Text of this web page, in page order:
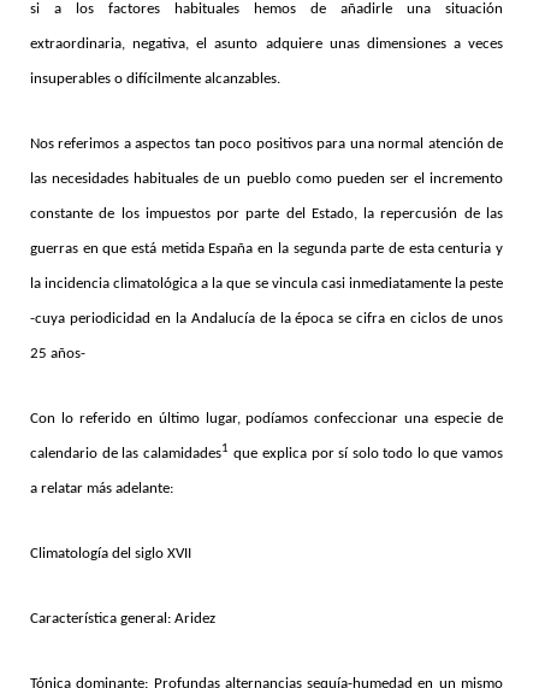
si a los factores habituales hemos de añadirle una situación
extraordinaria, negativa, el asunto adquiere unas dimensiones a veces
insuperables o difícilmente alcanzables.
Nos referimos a aspectos tan poco positivos para una normal atención de
las necesidades habituales de un pueblo como pueden ser el incremento
constante de los impuestos por parte del Estado, la repercusión de las
guerras en que está metida España en la segunda parte de esta centuria y
la incidencia climatológica a la que se vincula casi inmediatamente la peste
-cuya periodicidad en la Andalucía de la época se cifra en ciclos de unos
25 años-
Con lo referido en último lugar, podíamos confeccionar una especie de
calendario de las calamidades1 que explica por sí solo todo lo que vamos
a relatar más adelante:
Climatología del siglo XVII
Característica general: Aridez
Tónica dominante: Profundas alternancias sequía-humedad en un mismo